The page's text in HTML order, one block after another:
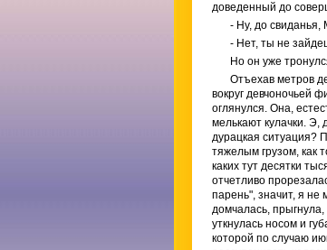
доведенный до
- Ну, до свиданья,
- Нет, ты не
Но он уже
Отъехав метров
вокруг девчоночьей
оглянулся. Она,
мелькают кулачки. Э,
дурацкая ситуация?
тяжелым грузом, как
каких тут десятки
отчетливо
парень", значит, я не
домчалась, прыгнула,
уткнулась носом и
которой по случаю